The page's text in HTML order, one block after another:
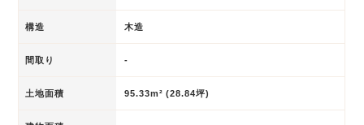
構造 木造
間取り -
土地面積 95.33m² (28.84坪)